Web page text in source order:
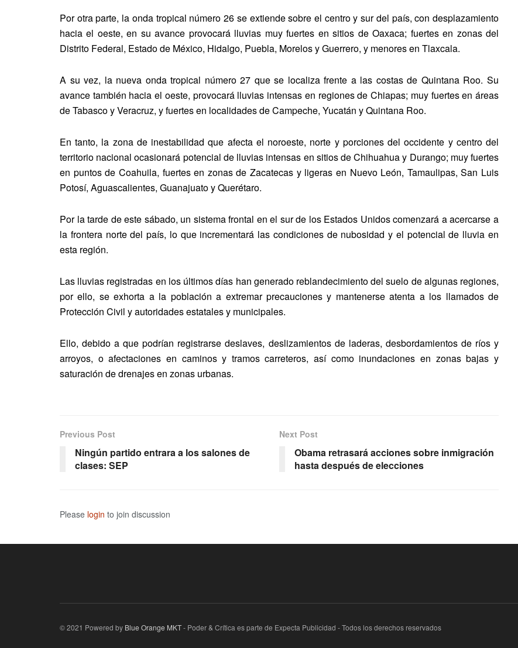
Por otra parte, la onda tropical número 26 se extiende sobre el centro y sur del país, con desplazamiento
hacia el oeste, en su avance provocará lluvias muy fuertes en sitios de Oaxaca; fuertes en zonas del
Distrito Federal, Estado de México, Hidalgo, Puebla, Morelos y Guerrero, y menores en Tlaxcala.
A su vez, la nueva onda tropical número 27 que se localiza frente a las costas de Quintana Roo. Su
avance también hacia el oeste, provocará lluvias intensas en regiones de Chiapas; muy fuertes en áreas
de Tabasco y Veracruz, y fuertes en localidades de Campeche, Yucatán y Quintana Roo.
En tanto, la zona de inestabilidad que afecta el noroeste, norte y porciones del occidente y centro del
territorio nacional ocasionará potencial de lluvias intensas en sitios de Chihuahua y Durango; muy fuertes
en puntos de Coahuila, fuertes en zonas de Zacatecas y ligeras en Nuevo León, Tamaulipas, San Luis
Potosí, Aguascalientes, Guanajuato y Querétaro.
Por la tarde de este sábado, un sistema frontal en el sur de los Estados Unidos comenzará a acercarse a
la frontera norte del país, lo que incrementará las condiciones de nubosidad y el potencial de lluvia en
esta región.
Las lluvias registradas en los últimos días han generado reblandecimiento del suelo de algunas regiones,
por ello, se exhorta a la población a extremar precauciones y mantenerse atenta a los llamados de
Protección Civil y autoridades estatales y municipales.
Ello, debido a que podrían registrarse deslaves, deslizamientos de laderas, desbordamientos de ríos y
arroyos, o afectaciones en caminos y tramos carreteros, así como inundaciones en zonas bajas y
saturación de drenajes en zonas urbanas.
Previous Post
Ningún partido entrara a los salones de
clases: SEP
Next Post
Obama retrasará acciones sobre inmigración
hasta después de elecciones
Please login to join discussion
© 2021 Powered by Blue Orange MKT- Poder & Crítica es parte de Expecta Publicidad - Todos los derechos reservados